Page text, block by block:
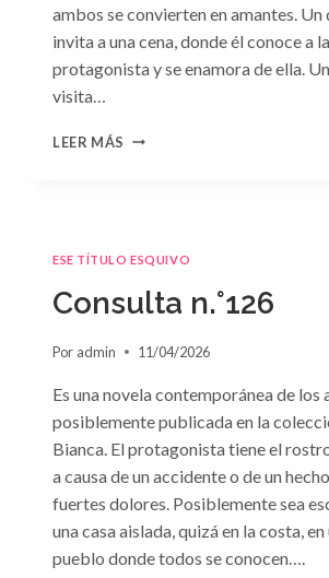
ambos se convierten en amantes. Un
invita a una cena, donde él conoce a
protagonista y se enamora de ella.
visita…
LEER MÁS CONSULTA
ESE TÍTULO ESQUIVO
Consulta n.°126
Por admin 11/04/2026
Es una novela contemporánea de los
posiblemente publicada en la
Bianca. El protagonista tiene el
a causa de un accidente o de un
fuertes dolores. Posiblemente sea
una casa aislada, quizá en la costa,
pueblo donde todos se conocen….